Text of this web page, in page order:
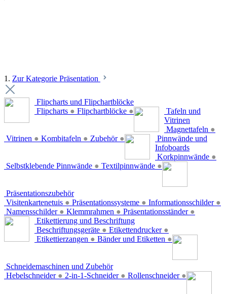
1. Zur Kategorie Präsentation
Flipcharts und Flipchartblöcke
Flipcharts ● Flipchartblöcke ●
Tafeln und
Vitrinen
Magnettafeln ●
Vitrinen ● Kombitafeln ● Zubehör ●
Pinnwände und
Infoboards
Korkpinnwände ●
Selbstklebende Pinnwände ● Textilpinnwände ●
Präsentationszubehör
Visitenkartenetuis ● Präsentationssysteme ● Informationsschilder ●
Namensschilder ● Klemmrahmen ● Präsentationsständer ●
Etikettierung und Beschriftung
Beschriftungsgeräte ● Etikettendrucker ●
Etikettierzangen ● Bänder und Etiketten ●
Schneidemaschinen und Zubehör
Hebelschneider ● 2-in-1-Schneider ● Rollenschneider ●